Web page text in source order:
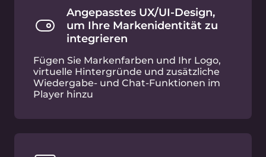
Angepasstes UX/UI-Design,
um Ihre Markenidentität zu
integrieren
Fügen Sie Markenfarben und Ihr Logo,
virtuelle Hintergründe und zusätzliche
Wiedergabe- und Chat-Funktionen im
Player hinzu